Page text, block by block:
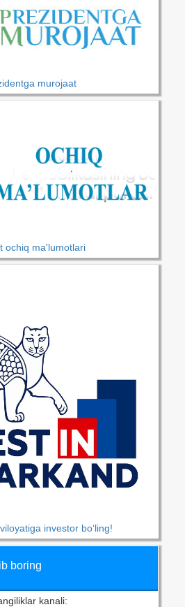
murojaat
ochiq ma'lumotlari
investor bo‘ling!
boring
kanali: